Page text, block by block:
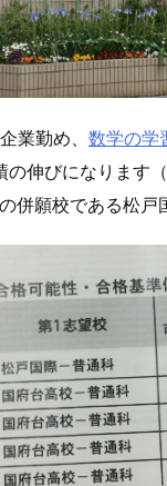
業勤め、 数学の学
の伸びになります
併願校である松戸